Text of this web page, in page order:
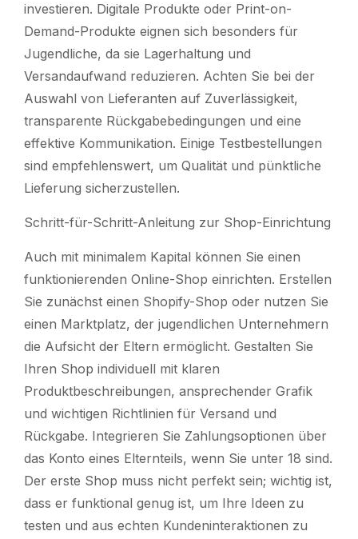
investieren. Digitale Produkte oder Print-on-
Demand-Produkte eignen sich besonders für
Jugendliche, da sie Lagerhaltung und
Versandaufwand reduzieren. Achten Sie bei der
Auswahl von Lieferanten auf Zuverlässigkeit,
transparente Rückgabebedingungen und eine
effektive Kommunikation. Einige Testbestellungen
sind empfehlenswert, um Qualität und pünktliche
Lieferung sicherzustellen.
Schritt-für-Schritt-Anleitung zur Shop-Einrichtung
Auch mit minimalem Kapital können Sie einen
funktionierenden Online-Shop einrichten. Erstellen
Sie zunächst einen Shopify-Shop oder nutzen Sie
einen Marktplatz, der jugendlichen Unternehmern
die Aufsicht der Eltern ermöglicht. Gestalten Sie
Ihren Shop individuell mit klaren
Produktbeschreibungen, ansprechender Grafik
und wichtigen Richtlinien für Versand und
Rückgabe. Integrieren Sie Zahlungsoptionen über
das Konto eines Elternteils, wenn Sie unter 18 sind.
Der erste Shop muss nicht perfekt sein; wichtig ist,
dass er funktional genug ist, um Ihre Ideen zu
testen und aus echten Kundeninteraktionen zu